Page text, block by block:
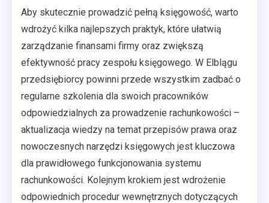
Aby skutecznie prowadzić pełną księgowość, warto
wdrożyć kilka najlepszych praktyk, które ułatwią
zarządzanie finansami firmy oraz zwiększą
efektywność pracy zespołu księgowego. W Elblągu
przedsiębiorcy powinni przede wszystkim zadbać o
regularne szkolenia dla swoich pracowników
odpowiedzialnych za prowadzenie rachunkowości –
aktualizacja wiedzy na temat przepisów prawa oraz
nowoczesnych narzędzi księgowych jest kluczowa
dla prawidłowego funkcjonowania systemu
rachunkowości. Kolejnym krokiem jest wdrożenie
odpowiednich procedur wewnętrznych dotyczących